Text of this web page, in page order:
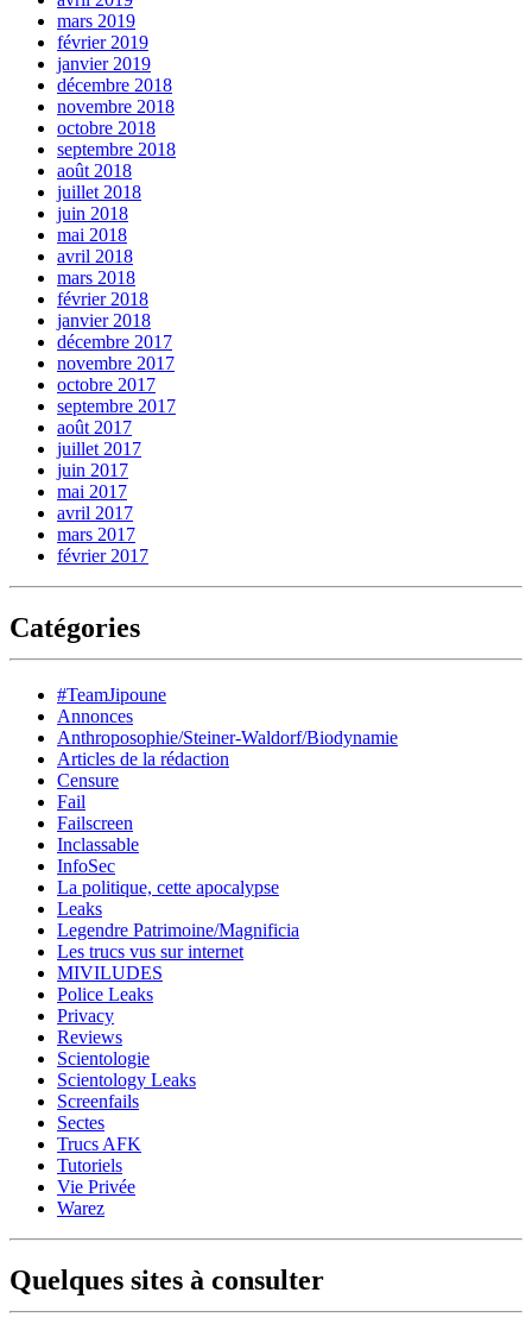
mars 2019
février 2019
janvier 2019
décembre 2018
novembre 2018
octobre 2018
septembre 2018
août 2018
juillet 2018
juin 2018
mai 2018
avril 2018
mars 2018
février 2018
janvier 2018
décembre 2017
novembre 2017
octobre 2017
septembre 2017
août 2017
juillet 2017
juin 2017
mai 2017
avril 2017
mars 2017
février 2017
Catégories
#TeamJipoune
Annonces
Anthroposophie/Steiner-Waldorf/Biodynamie
Articles de la rédaction
Censure
Fail
Failscreen
Inclassable
InfoSec
La politique, cette apocalypse
Leaks
Legendre Patrimoine/Magnificia
Les trucs vus sur internet
MIVILUDES
Police Leaks
Privacy
Reviews
Scientologie
Scientology Leaks
Screenfails
Sectes
Trucs AFK
Tutoriels
Vie Privée
Warez
Quelques sites à consulter